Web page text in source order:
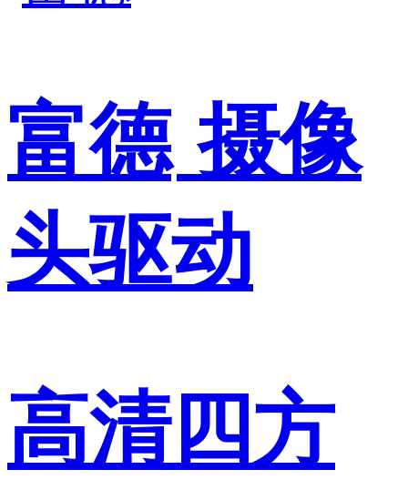
富德 摄像
头驱动
高清四方